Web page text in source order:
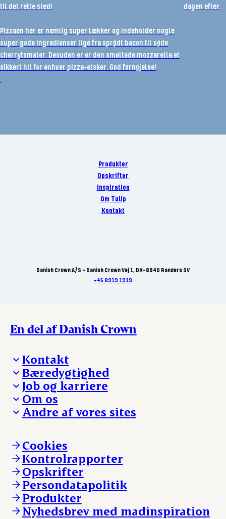
til det rette sted!
Pizzaen her er nemlig super lækker og indeholder nogle
super gode ingredienser lige fra sprødt bacon til søde
cherrytomater. Desuden er er den smeltede mozzarella et
sikkert hit for enhver pizza-elsker. God fornøjelse!
dagen efter.
Produkter
Opskrifter
Inspiration
Om Tulip
Kontakt
Danish Crown A/S - Danish Crown Vej 1, DK-8940 Randers SV
+45 8919 1919
En del af Danish Crown
Kontakt
Besøg Danish Crown
Presse og nyheder
Reklamationer
Whistleblower
Øvrige henvendelser
Bæredygtighed
Fra jord til bord
Hverdagen
Ansvarlighed og nøgletal
Job og karriere
Arbejd med os
Ledige stillinger
Om os
Hvem er vi
Vores resultater
Vores lokationer
Kontakt
Andre af vores sites
Andelsejere - kreatur
Danishcrownprofessional.com
DAT-Schaub.com
ESS-FOOD.com
Fonden Dansk Gastronomi
KLS.se
nordicspoor.com
Scanhide.dk
Cookies
Kontrolrapporter
Opskrifter
Persondatapolitik
Produkter
Nyhedsbrev med madinspiration